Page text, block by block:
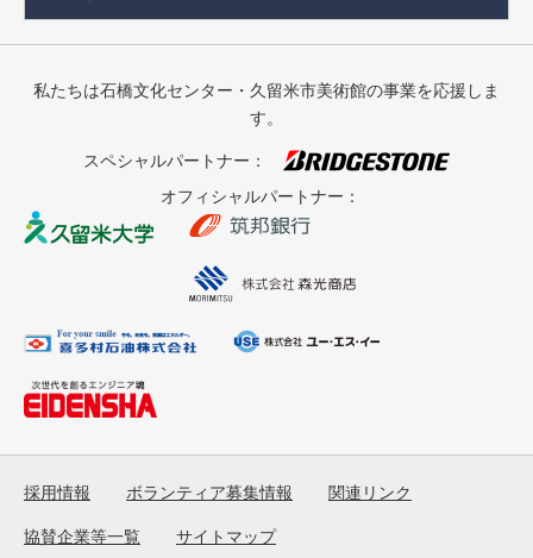
私たちは石橋文化センター・久留米市美術館の事業を応援しま
す。
スペシャルパートナー：
オフィシャルパートナー：
採用情報 ボランティア募集情報 関連リンク
協賛企業等一覧 サイトマップ